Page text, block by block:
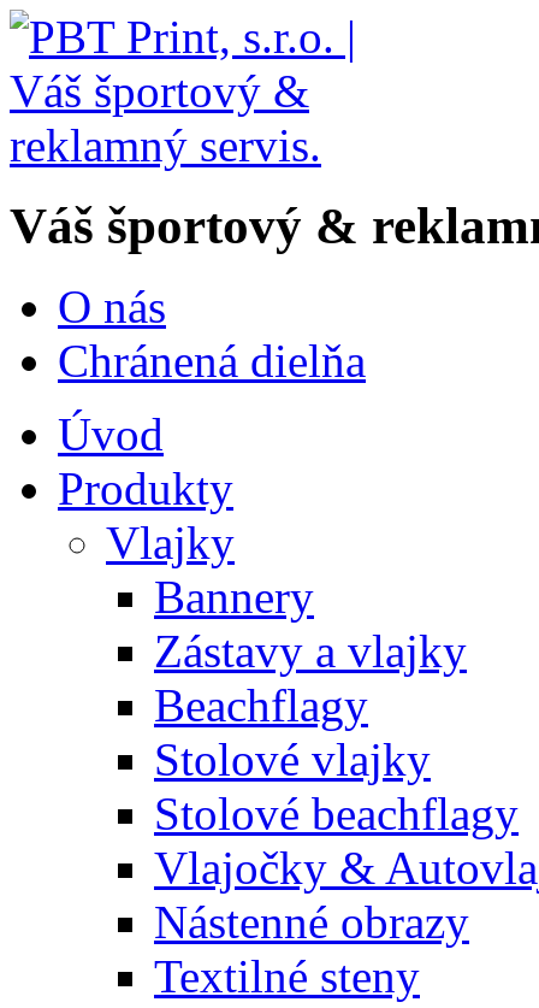
Váš športový &
O nás
Chránená dielňa
Úvod
Produkty
Vlajky
Bannery
Zástavy a vlajky
Beachflagy
Stolové vlajky
Stolové beachflagy
Vlajočky &
Nástenné obrazy
Textilné steny